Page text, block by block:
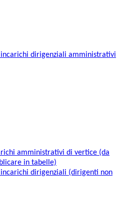
dirigenziali amministrativi
amministrativi di vertice (da
in tabelle)
dirigenziali (dirigenti non